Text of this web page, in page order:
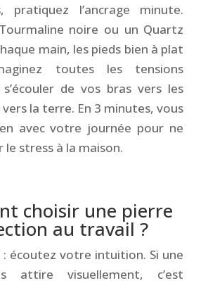
pratiquez l’ancrage minute.
noire ou un Quartz
main, les pieds bien à plat
toutes les tensions
s’écouler de vos bras vers les
la terre. En 3 minutes, vous
avec votre journée pour ne
le stress à la maison.
choisir une pierre
au travail ?
: écoutez votre intuition. Si une
attire visuellement, c’est